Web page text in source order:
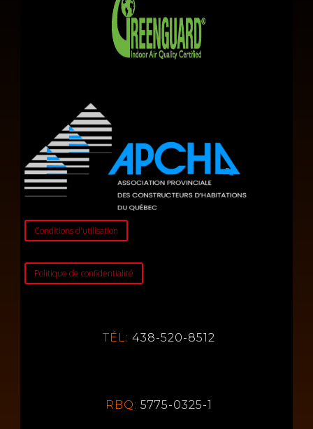
Conditions d'utilisation
Politique de confidentialité
TÉL: 438-520-8512
RBQ: 5775-0325-1